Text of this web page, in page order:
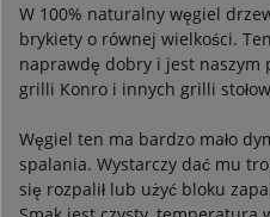
W 100% naturalny węgiel
brykiety o równej wielkości.
naprawdę dobry i jest
grilli Konro i innych grilli
Węgiel ten ma bardzo mało
spalania. Wystarczy dać mu
się rozpalił lub użyć bloku